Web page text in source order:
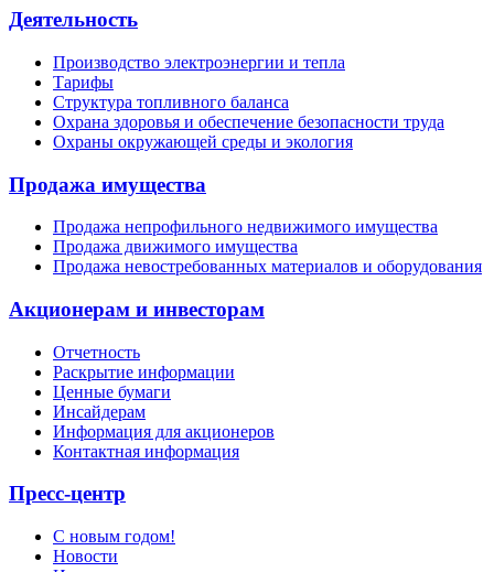
Деятельность
Производство электроэнергии и тепла
Тарифы
Структура топливного баланса
Охрана здоровья и обеспечение безопасности труда
Охраны окружающей среды и экология
Продажа имущества
Продажа непрофильного недвижимого имущества
Продажа движимого имущества
Продажа невостребованных материалов и оборудования
Акционерам и инвесторам
Отчетность
Раскрытие информации
Ценные бумаги
Инсайдерам
Информация для акционеров
Контактная информация
Пресс-центр
С новым годом!
Новости